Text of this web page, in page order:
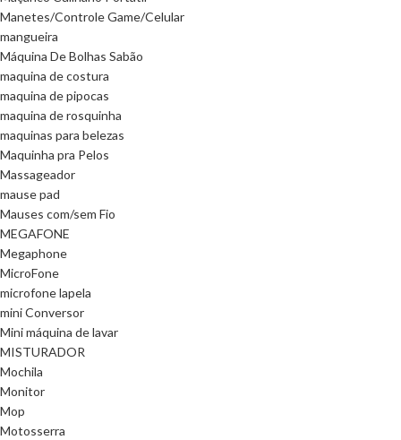
Manetes/Controle Game/Celular
mangueira
Máquina De Bolhas Sabão
maquina de costura
maquina de pipocas
maquina de rosquinha
maquinas para belezas
Maquinha pra Pelos
Massageador
mause pad
Mauses com/sem Fio
MEGAFONE
Megaphone
MicroFone
microfone lapela
mini Conversor
Mini máquina de lavar
MISTURADOR
Mochila
Monitor
Mop
Motosserra